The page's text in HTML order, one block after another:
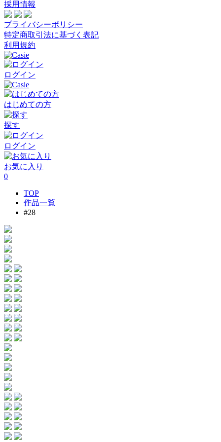
採用情報
プライバシーポリシー
特定商取引法に基づく表記
利用規約
ログイン
はじめての方
探す
ログイン
お気に入り
0
TOP
作品一覧
#28